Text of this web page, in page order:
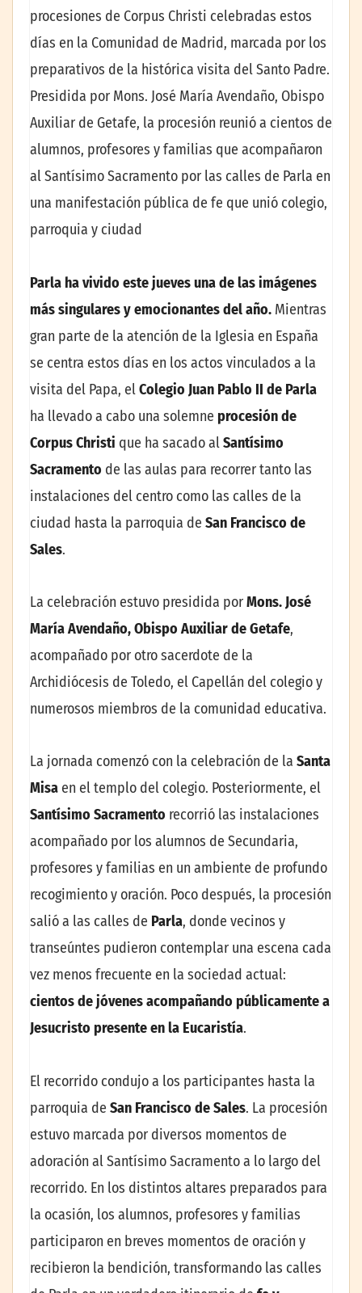
procesiones de Corpus Christi celebradas estos
días en la Comunidad de Madrid, marcada por los
preparativos de la histórica visita del Santo Padre.
Presidida por Mons. José María Avendaño, Obispo
Auxiliar de Getafe, la procesión reunió a cientos de
alumnos, profesores y familias que acompañaron
al Santísimo Sacramento por las calles de Parla en
una manifestación pública de fe que unió colegio,
parroquia y ciudad
Parla ha vivido este jueves una de las imágenes
más singulares y emocionantes del año. Mientras
gran parte de la atención de la Iglesia en España
se centra estos días en los actos vinculados a la
visita del Papa, elColegio Juan Pablo II de Parla
ha llevado a cabo una solemne procesión de
Corpus Christi que ha sacado alSantísimo
Sacramento de las aulas para recorrer tanto las
instalaciones del centro como las calles de la
ciudad hasta la parroquia de San Francisco de
Sales.
La celebración estuvo presidida porMons. José
María Avendaño, Obispo Auxiliar de Getafe,
acompañado por otro sacerdote de la
Archidiócesis de Toledo, el Capellán del colegio y
numerosos miembros de la comunidad educativa.
La jornada comenzó con la celebración de la Santa
Misa en el templo del colegio. Posteriormente, el
Santísimo Sacramento recorrió las instalaciones
acompañado por los alumnos de Secundaria,
profesores y familias en un ambiente de profundo
recogimiento y oración. Poco después, la procesión
salió a las calles de Parla, donde vecinos y
transeúntes pudieron contemplar una escena cada
vez menos frecuente en la sociedad actual:
cientos de jóvenes acompañando públicamente a
Jesucristo presente en la Eucaristía.
El recorrido condujo a los participantes hasta la
parroquia de San Francisco de Sales. La procesión
estuvo marcada por diversos momentos de
adoración al Santísimo Sacramento a lo largo del
recorrido. En los distintos altares preparados para
la ocasión, los alumnos, profesores y familias
participaron en breves momentos de oración y
recibieron la bendición, transformando las calles